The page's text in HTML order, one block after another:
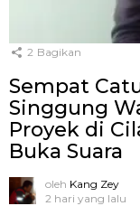
2 Bagikan
Sempat
Singgung
Proyek di
Buka Suara
oleh Kang Zey
2 hari yang lalu